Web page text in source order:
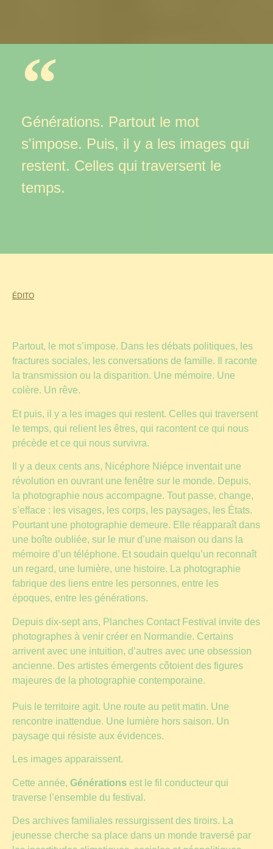
Générations. Partout le mot
s'impose. Puis, il y a les images qui
restent. Celles qui traversent le
temps.
ÉDITO
Partout, le mot s’impose. Dans les débats politiques, les
fractures sociales, les conversations de famille. Il raconte
la transmission ou la disparition. Une mémoire. Une
colère. Un rêve.
Et puis, il y a les images qui restent. Celles qui traversent
le temps, qui relient les êtres, qui racontent ce qui nous
précède et ce qui nous survivra.
Il y a deux cents ans, Nicéphore Niépce inventait une
révolution en ouvrant une fenêtre sur le monde. Depuis,
la photographie nous accompagne. Tout passe, change,
s’efface : les visages, les corps, les paysages, les États.
Pourtant une photographie demeure. Elle réapparaît dans
une boîte oubliée, sur le mur d’une maison ou dans la
mémoire d’un téléphone. Et soudain quelqu’un reconnaît
un regard, une lumière, une histoire. La photographie
fabrique des liens entre les personnes, entre les
époques, entre les générations.
Depuis dix-sept ans, Planches Contact Festival invite des
photographes à venir créer en Normandie. Certains
arrivent avec une intuition, d’autres avec une obsession
ancienne. Des artistes émergents côtoient des figures
majeures de la photographie contemporaine.
Puis le territoire agit. Une route au petit matin. Une
rencontre inattendue. Une lumière hors saison. Un
paysage qui résiste aux évidences.
Les images apparaissent.
Cette année, Générations est le fil conducteur qui
traverse l’ensemble du festival.
Des archives familiales ressurgissent des tiroirs. La
jeunesse cherche sa place dans un monde traversé par